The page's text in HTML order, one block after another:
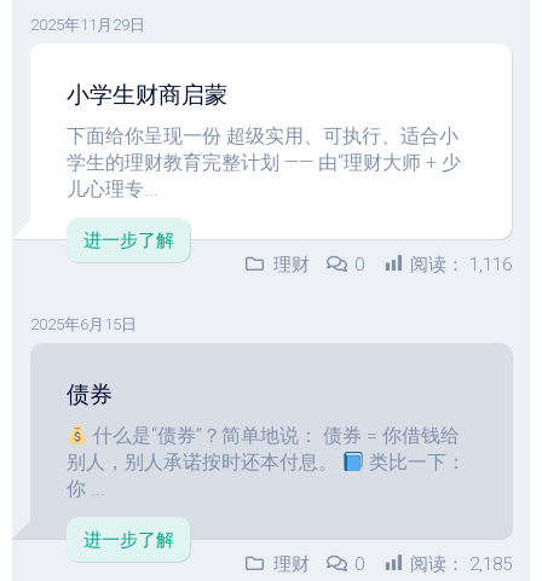
2025年11月29日
小学生财商启蒙
下面给你呈现一份 超级实用、可执行、适合小
学生的理财教育完整计划 —— 由“理财大师 + 少
儿心理专...
进一步了解
理财
0 阅读： 1,116
2025年6月15日
债券
什么是“债券”？简单地说： 债券 = 你借钱给
别人，别人承诺按时还本付息。
类比一下：
你 ...
进一步了解
理财
0 阅读： 2,185